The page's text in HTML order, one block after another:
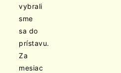
vybrali
sme
sa do
prístavu.
Za
mesiac